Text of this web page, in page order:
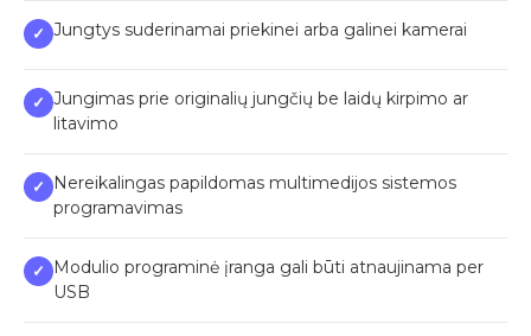
✓ Jungtys suderinamai priekinei arba galinei kamerai
✓ Jungimas prie originalių jungčių be laidų kirpimo ar
litavimo
✓
Nereikalingas papildomas multimedijos sistemos
programavimas
✓
Modulio programinė įranga gali būti atnaujinama per
USB